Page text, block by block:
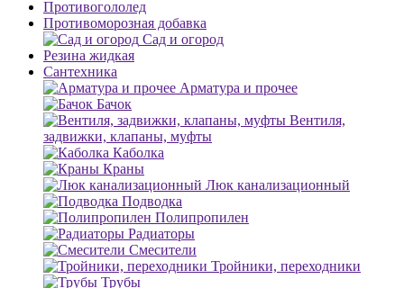
Противогололед
Противоморозная добавка
Сад и огород
Резина жидкая
Сантехника
Арматура и прочее
Бачок
Вентиля,
задвижки, клапаны, муфты
Каболка
Краны
Люк канализационный
Подводка
Полипропилен
Радиаторы
Смесители
Тройники, переходники
Трубы